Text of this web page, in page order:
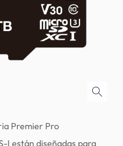
Premier Pro
I están diseñadas para